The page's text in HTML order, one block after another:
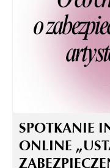
SPOTKANIE
ONLINE